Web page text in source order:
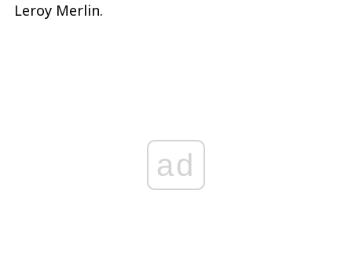
Leroy Merlin.
ad